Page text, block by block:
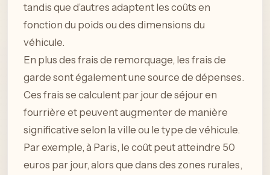
tandis que d’autres adaptent les coûts en
fonction du poids ou des dimensions du
véhicule.
En plus des frais de remorquage, les frais de
garde sont également une source de dépenses.
Ces frais se calculent par jour de séjour en
fourrière et peuvent augmenter de manière
significative selon la ville ou le type de véhicule.
Par exemple, à Paris, le coût peut atteindre 50
euros par jour, alors que dans des zones rurales,